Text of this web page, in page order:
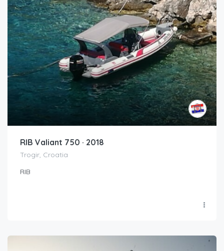
RIB Valiant 750 · 2018
Trogir, Croatia
RIB